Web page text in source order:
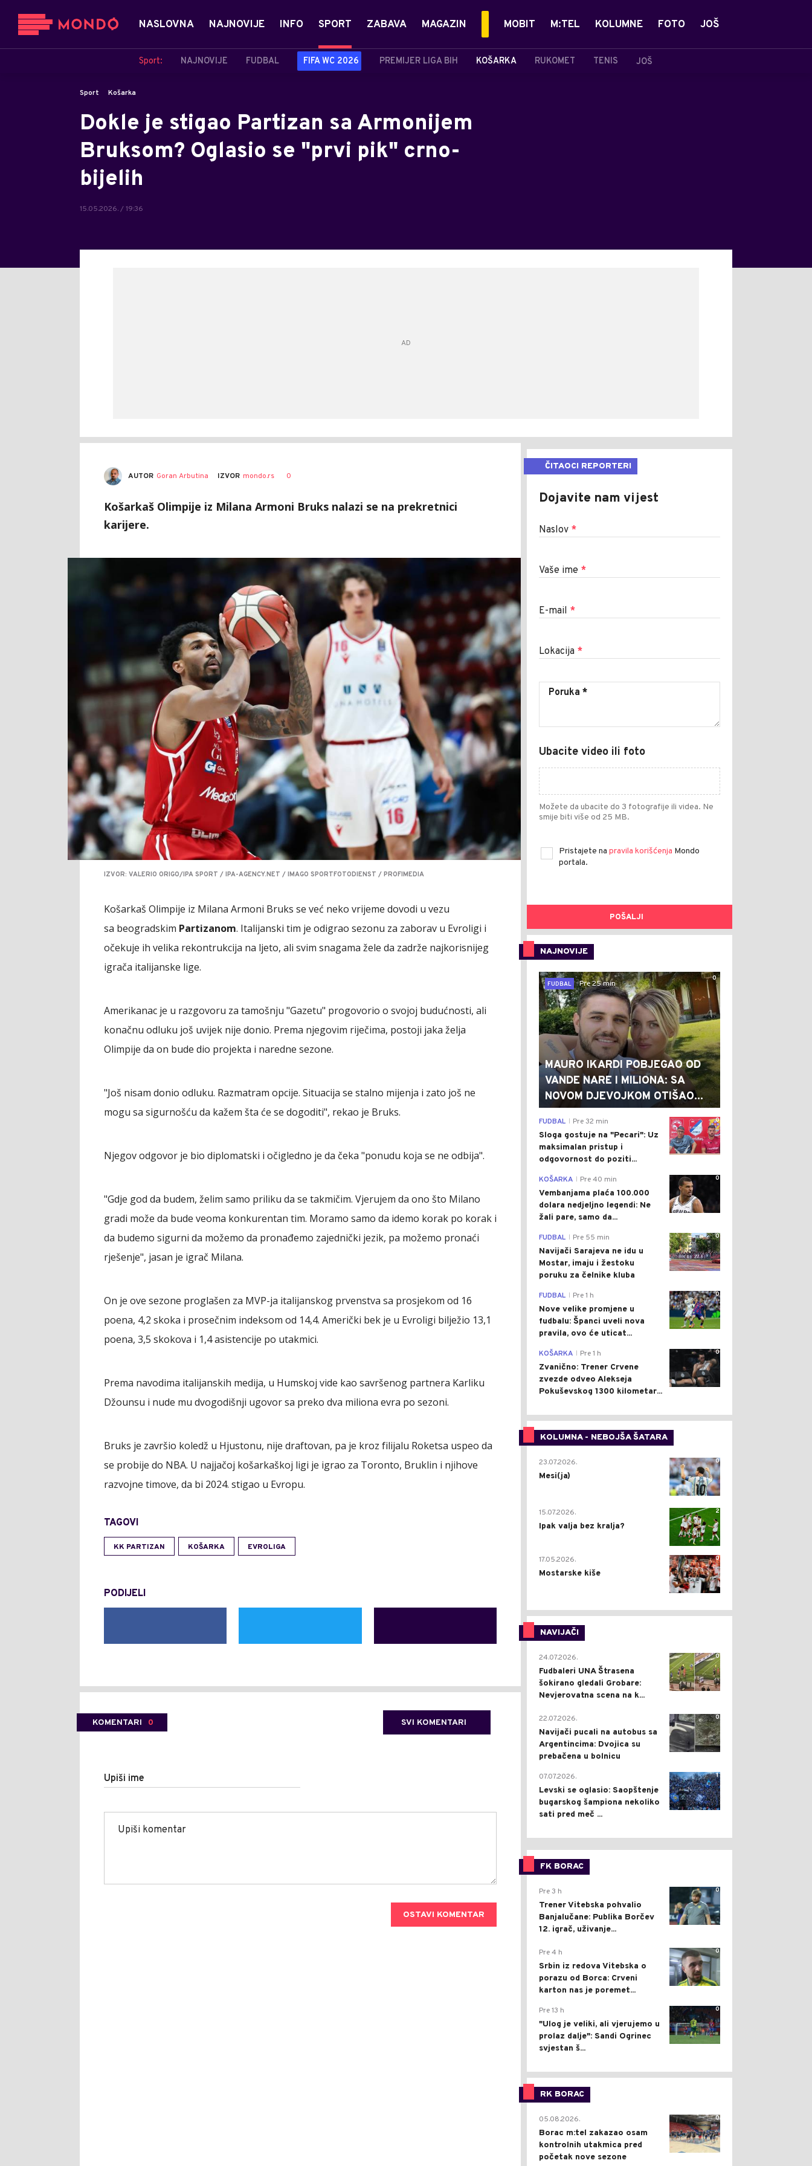
NASLOVNA NAJNOVIJE INFO SPORT
Sport: NAJNOVIJE FUDBAL FIFA WC 2026 PREMIJER LIGA BIH KOŠARKA RUKOMET TENIS JOŠ
ZABAVA MAGAZIN MOBIT M:TEL KOLUMNE FOTO JOŠ
Sport Košarka
Dokle je stigao Partizan sa Armonijem
Bruksom? Oglasio se "prvi pik" crno-
bijelih
15.05.2026. / 19:36
AUTOR Goran Arbutina IZVOR mondo.rs 0
Košarkaš Olimpije iz Milana Armoni Bruks nalazi se na prekretnici
karijere.
IZVOR: VALERIO ORIGO/IPA SPORT / IPA-AGENCY.NET / IMAGO SPORTFOTODIENST / PROFIMEDIA
Košarkaš Olimpije iz Milana Armoni Bruks se već neko vrijeme dovodi u vezu
sa beogradskim Partizanom. Italijanski tim je odigrao sezonu za zaborav u Evroligi i
očekuje ih velika rekontrukcija na ljeto, ali svim snagama žele da zadrže najkorisnijeg
igrača italijanske lige.
Amerikanac je u razgovoru za tamošnju "Gazetu" progovorio o svojoj budućnosti, ali
konačnu odluku još uvijek nije donio. Prema njegovim riječima, postoji jaka želja
Olimpije da on bude dio projekta i naredne sezone.
"Još nisam donio odluku. Razmatram opcije. Situacija se stalno mijenja i zato još ne
mogu sa sigurnošću da kažem šta će se dogoditi", rekao je Bruks.
Njegov odgovor je bio diplomatski i očigledno je da čeka "ponudu koja se ne odbija".
"Gdje god da budem, želim samo priliku da se takmičim. Vjerujem da ono što Milano
gradi može da bude veoma konkurentan tim. Moramo samo da idemo korak po korak i
da budemo sigurni da možemo da pronađemo zajednički jezik, pa možemo pronaći
rješenje", jasan je igrač Milana.
On je ove sezone proglašen za MVP-ja italijanskog prvenstva sa prosjekom od 16
poena, 4,2 skoka i prosečnim indeksom od 14,4. Američki bek je u Evroligi bilježio 13,1
poena, 3,5 skokova i 1,4 asistencije po utakmici.
Prema navodima italijanskih medija, u Humskoj vide kao savršenog partnera Karliku
Džounsu i nude mu dvogodišnji ugovor sa preko dva miliona evra po sezoni.
Bruks je završio koledž u Hjustonu, nije draftovan, pa je kroz filijalu Roketsa uspeo da
se probije do NBA. U najjačoj košarkaškoj ligi je igrao za Toronto, Bruklin i njihove
razvojne timove, da bi 2024. stigao u Evropu.
TAGOVI
KK PARTIZAN KOŠARKA EVROLIGA
PODIJELI
KOMENTARI 0 SVI KOMENTARI
Upiši ime
OSTAVI KOMENTAR
ČITAOCI REPORTERI
Dojavite nam vijest
Naslov *
Vaše ime *
E-mail *
Lokacija *
Ubacite video ili foto
Možete da ubacite do 3 fotografije ili videa. Ne
smije biti više od 25 MB.
Pristajete na pravila korišćenja Mondo
portala.
POŠALJI
NAJNOVIJE
0
FUDBAL
Pre 25 min
MAURO IKARDI POBJEGAO OD
VANDE NARE I MILIONA: SA
NOVOM DJEVOJKOM OTIŠAO...
0
FUDBAL Pre 32 min
Sloga gostuje na "Pecari": Uz
maksimalan pristup i
odgovornost do poziti...
0
KOŠARKA Pre 40 min
Vembanjama plaća 100.000
dolara nedjeljno legendi: Ne
žali pare, samo da...
0
FUDBAL Pre 55 min
Navijači Sarajeva ne idu u
Mostar, imaju i žestoku
poruku za čelnike kluba
0
FUDBAL Pre 1 h
Nove velike promjene u
fudbalu: Španci uveli nova
pravila, ovo će uticat...
0
KOŠARKA Pre 1 h
Zvanično: Trener Crvene
zvezde odveo Alekseja
Pokuševskog 1300 kilometar...
KOLUMNA - NEBOJŠA ŠATARA
0
23.07.2026.
Mesi(ja)
2
15.07.2026.
Ipak valja bez kralja?
0
17.05.2026.
Mostarske kiše
NAVIJAČI
0
24.07.2026.
Fudbaleri UNA Štrasena
šokirano gledali Grobare:
Nevjerovatna scena na k...
0
22.07.2026.
Navijači pucali na autobus sa
Argentincima: Dvojica su
prebačena u bolnicu
1
07.07.2026.
Levski se oglasio: Saopštenje
bugarskog šampiona nekoliko
sati pred meč ...
FK BORAC
0
Pre 3 h
Trener Vitebska pohvalio
Banjalučane: Publika Borčev
12. igrač, uživanje...
0
Pre 4 h
Srbin iz redova Vitebska o
porazu od Borca: Crveni
karton nas je poremet...
0
Pre 13 h
"Ulog je veliki, ali vjerujemo u
prolaz dalje": Sandi Ogrinec
svjestan š...
RK BORAC
0
05.08.2026.
Borac m:tel zakazao osam
kontrolnih utakmica pred
početak nove sezone